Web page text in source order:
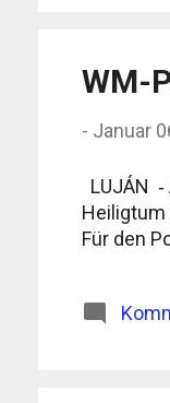
WM-
- Januar
LUJÁN
Heiligtum
Für den